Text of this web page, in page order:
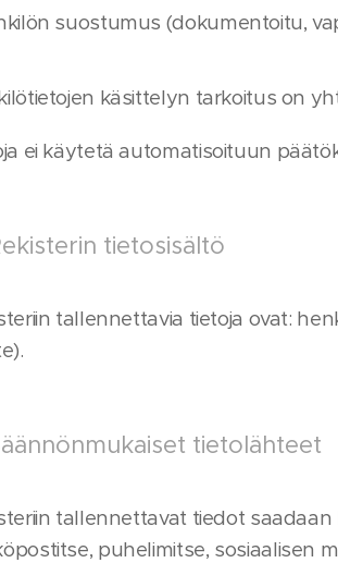
suostumus (dokumentoitu,
käsittelyn tarkoitus on
ei käytetä automatisoituun
tietosisältö
tallennettavia tietoja ovat:
tietolähteet
tallennettavat tiedot
puhelimitse, sosiaalisen